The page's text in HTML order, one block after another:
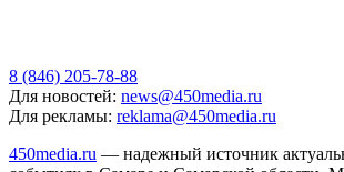
8 (846) 205-78-88
Для новостей: news@450media.ru
Для рекламы: reklama@450media.ru
450media.ru — надежный источник